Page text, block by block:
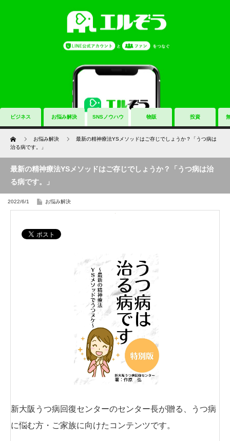
ビジネス お悩み解決 SNSノウハウ 物販 投資
Home お悩み解決
最新の精神療法YSメソッドはご存じでしょうか？「うつ病は
治る病です。」
最新の精神療法YSメソッドはご存じでしょうか？「うつ病は治
る病です。」
2022/6/1 お悩み解決
新大阪うつ病回復センターのセンター長が贈る、うつ病
に悩む方・ご家族に向けたコンテンツです。